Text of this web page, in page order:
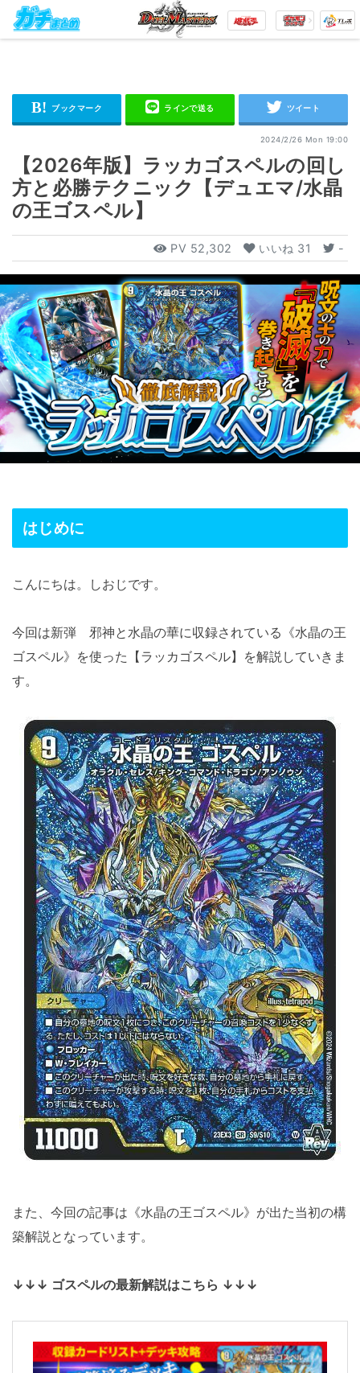
2024/2/26 Mon 19:00
【2026年版】ラッカゴスペルの回し
方と必勝テクニック【デュエマ/水晶
の王ゴスペル】
PV 52,302 いいね 31 -
はじめに
こんにちは。しおじです。
今回は新弾 邪神と水晶の華に収録されている《水晶の王
ゴスペル》を使った【ラッカゴスペル】を解説していきま
す。
また、今回の記事は《水晶の王ゴスペル》が出た当初の構
築解説となっています。
↓↓↓ ゴスペルの最新解説はこちら ↓↓↓